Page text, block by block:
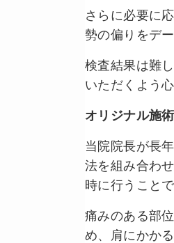
さらに必要に
勢の偏りをデ
検査結果は難
いただくよう
オリジナル施
当院院長が長
法を組み合わ
時に行うこと
痛みのある部
め、肩にかか